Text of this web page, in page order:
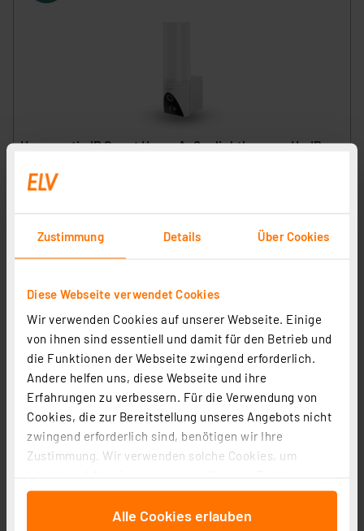
Zustimmung Details Über Cookies
Diese Webseite verwendet Cookies
Wir verwenden Cookies auf unserer Webseite. Einige
von ihnen sind essentiell und damit für den Betrieb und
die Funktionen der Webseite zwingend erforderlich.
Andere helfen uns, diese Webseite und ihre
Erfahrungen zu verbessern. Für die Verwendung von
Cookies, die zur Bereitstellung unseres Angebots nicht
zwingend erforderlich sind, benötigen wir Ihre
Zustimmung. Wir verwenden solche Cookies, um
für soziale Medien anbieten zu können und die Zugriffe
auf unsere Website zu analysieren. Außerdem geben
Alle Cookies erlauben
Homematic IP Smart Home Außenlichtkamera, HmIP-
Artikel-Nr. 162947
inkl. MwSt.
EZVIZ Outdoor-Akku-Überwachungskamera EB8